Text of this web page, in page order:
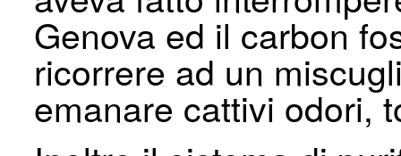
Genova ed il carbon
ricorrere ad un
emanare cattivi odori,